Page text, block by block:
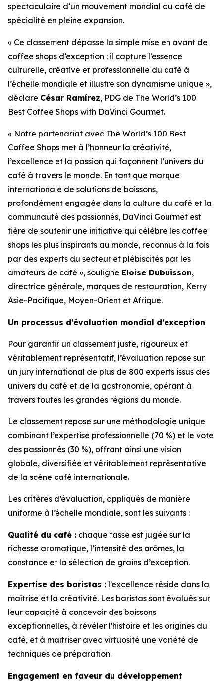
spectaculaire d’un mouvement mondial du café de
spécialité en pleine expansion.
« Ce classement dépasse la simple mise en avant de
coffee shops d’exception : il capture l’essence
culturelle, créative et professionnelle du café à
l’échelle mondiale et illustre son dynamisme unique »,
déclare César Ramírez, PDG de The World’s 100
Best Coffee Shops with DaVinci Gourmet.
« Notre partenariat avec The World’s 100 Best
Coffee Shops met à l’honneur la créativité,
l’excellence et la passion qui façonnent l’univers du
café à travers le monde. En tant que marque
internationale de solutions de boissons,
profondément engagée dans la culture du café et la
communauté des passionnés, DaVinci Gourmet est
fière de soutenir une initiative qui célèbre les coffee
shops les plus inspirants au monde, reconnus à la fois
par des experts du secteur et plébiscités par les
amateurs de café », souligne Eloise Dubuisson,
directrice générale, marques de restauration, Kerry
Asie-Pacifique, Moyen-Orient et Afrique.
Un processus d’évaluation mondial d’exception
Pour garantir un classement juste, rigoureux et
véritablement représentatif, l’évaluation repose sur
un jury international de plus de 800 experts issus des
univers du café et de la gastronomie, opérant à
travers toutes les grandes régions du monde.
Le classement repose sur une méthodologie unique
combinant l’expertise professionnelle (70 %) et le vote
des passionnés (30 %), offrant ainsi une vision
globale, diversifiée et véritablement représentative
de la scène café internationale.
Les critères d’évaluation, appliqués de manière
uniforme à l’échelle mondiale, sont les suivants :
Qualité du café : chaque tasse est jugée sur la
richesse aromatique, l’intensité des arômes, la
constance et la sélection de grains d’exception.
Expertise des baristas : l’excellence réside dans la
maîtrise et la créativité. Les baristas sont évalués sur
leur capacité à concevoir des boissons
exceptionnelles, à révéler l’histoire et les origines du
café, et à maîtriser avec virtuosité une variété de
techniques de préparation.
Engagement en faveur du développement